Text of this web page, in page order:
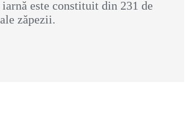
este constituit din 231 de
zăpezii.